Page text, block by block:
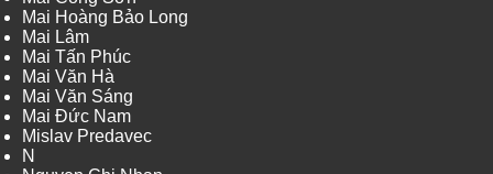
Mai Hoàng Bảo Long
Mai Lâm
Mai Tấn Phúc
Mai Văn Hà
Mai Văn Sáng
Mai Đức Nam
Mislav Predavec
N